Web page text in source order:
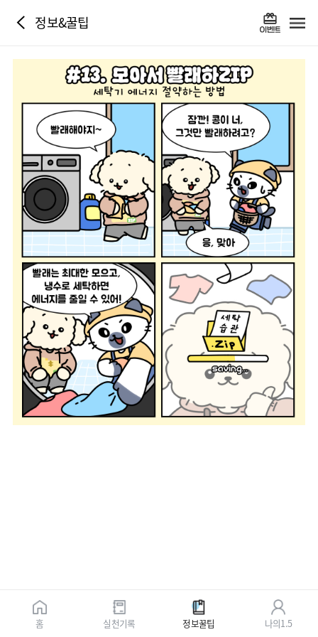
정보&꿀팁
홈 실천기록 정보꿀팁 나의1.5